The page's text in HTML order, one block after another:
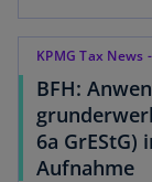
KPMG Tax
BFH:
6a
Aufnahme